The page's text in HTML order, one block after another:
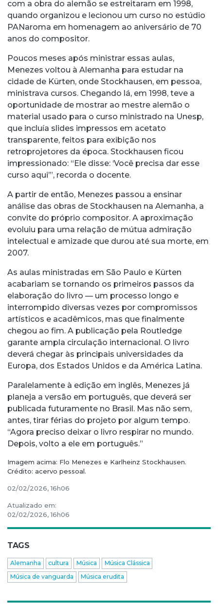
com a obra do alemão se estreitaram em 1998,
quando organizou e lecionou um curso no estúdio
PANaroma em homenagem ao aniversário de 70
anos do compositor.
Poucos meses após ministrar essas aulas,
Menezes voltou à Alemanha para estudar na
cidade de Kürten, onde Stockhausen, em pessoa,
ministrava cursos. Chegando lá, em 1998, teve a
oportunidade de mostrar ao mestre alemão o
material usado para o curso ministrado na Unesp,
que incluía slides impressos em acetato
transparente, feitos para exibição nos
retroprojetores da época. Stockhausen ficou
impressionado: “Ele disse: ‘Você precisa dar esse
curso aqui’”, recorda o docente.
A partir de então, Menezes passou a ensinar
análise das obras de Stockhausen na Alemanha, a
convite do próprio compositor. A aproximação
evoluiu para uma relação de mútua admiração
intelectual e amizade que durou até sua morte, em
2007.
As aulas ministradas em São Paulo e Kürten
acabariam se tornando os primeiros passos da
elaboração do livro — um processo longo e
interrompido diversas vezes por compromissos
artísticos e acadêmicos, mas que finalmente
chegou ao fim. A publicação pela Routledge
garante ampla circulação internacional. O livro
deverá chegar às principais universidades da
Europa, dos Estados Unidos e da América Latina.
Paralelamente à edição em inglês, Menezes já
planeja a versão em português, que deverá ser
publicada futuramente no Brasil. Mas não sem,
antes, tirar férias do projeto por algum tempo.
“Agora preciso deixar o livro respirar no mundo.
Depois, volto a ele em português.”
Imagem acima: Flo Menezes e Karlheinz Stockhausen.
Crédito: acervo pessoal.
02/02/2026, 16h06
Atualizado em:
02/02/2026, 16h06
TAGS
Alemanha cultura Música
Música Clássica
Música de vanguarda
Música erudita